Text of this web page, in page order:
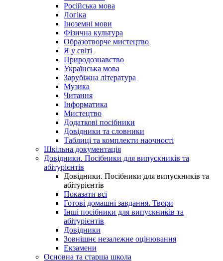
Російська мова
Логіка
Іноземні мови
Фізична культура
Образотворче мистецтво
Я у світі
Природознавство
Українська мова
Зарубіжна література
Музика
Читання
Інформатика
Мистецтво
Додаткові посібники
Довідники та словники
Таблиці та комплекти наочності
Шкільна документація
Довідники. Посібники для випускників та
абітурієнтів
Довідники. Посібники для випускників та
абітурієнтів
Показати всі
Готові домашні завдання. Твори
Інші посібники для випускників та
абітурієнтів
Довідники
Зовнішнє незалежне оцінювання
Екзамени
Основна та старша школа